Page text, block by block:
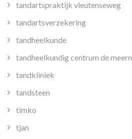
tandartspraktijk vleutenseweg
tandartsverzekering
tandheelkunde
tandheelkundig centrum de meern
tandkliniek
tandsteen
timko
tjan